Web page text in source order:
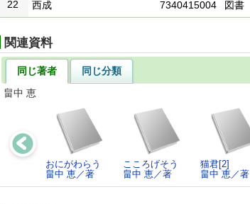
22 西成 7340415004 図書
関連資料
同じ著者
同じ分類
畠中 恵
おにがわらう
畠中 恵／著
こころげそう
畠中 恵／著
猫君[2]
畠中 恵／著